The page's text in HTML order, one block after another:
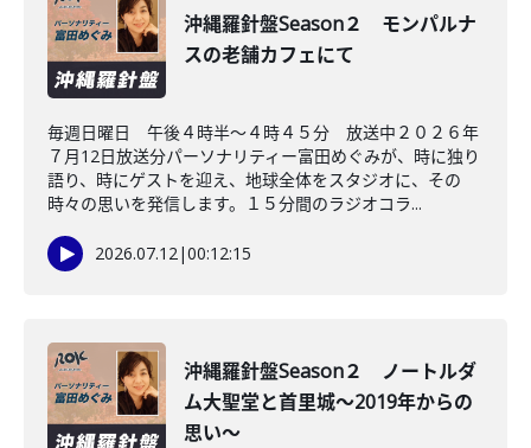
沖縄羅針盤Season２ モンパルナ
スの老舗カフェにて
毎週日曜日 午後４時半～４時４５分 放送中２０２６年
７月12日放送分パーソナリティー富田めぐみが、時に独り
語り、時にゲストを迎え、地球全体をスタジオに、その
時々の思いを発信します。１５分間のラジオコラ...
2026.07.12|00:12:15
沖縄羅針盤Season２ ノートルダ
ム大聖堂と首里城～2019年からの
思い～